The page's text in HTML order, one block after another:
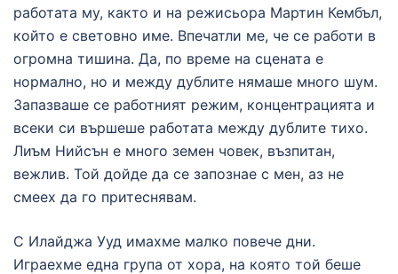
работата му, както и на режисьора Мартин Кембъл,
който е световно име. Впечатли ме, че се работи в
огромна тишина. Да, по време на сцената е
нормално, но и между дублите нямаше много шум.
Запазваше се работният режим, концентрацията и
всеки си вършеше работата между дублите тихо.
Лиъм Нийсън е много земен човек, възпитан,
вежлив. Той дойде да се запознае с мен, аз не
смеех да го притеснявам.
С Илайджа Ууд имахме малко повече дни.
Играехме една група от хора, на която той беше